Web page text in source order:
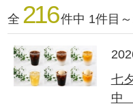
全 216 件中 1件目
七
中